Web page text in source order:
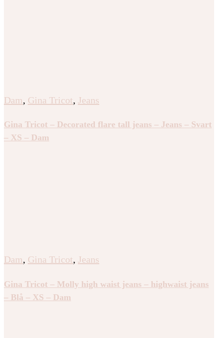
Dam, Gina Tricot, Jeans
Gina Tricot – Decorated flare tall jeans – Jeans – Svart
– XS – Dam
Dam, Gina Tricot, Jeans
Gina Tricot – Molly high waist jeans – highwaist jeans
– Blå – XS – Dam